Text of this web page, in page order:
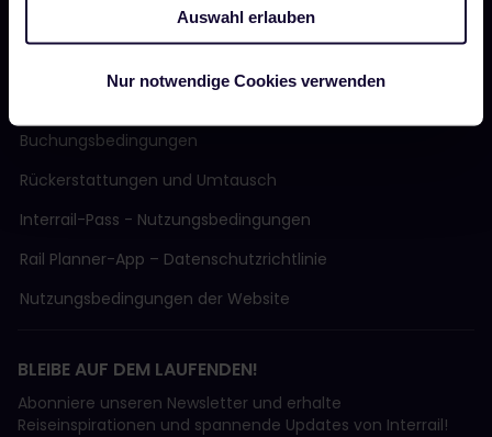
Auswahl erlauben
Nur notwendige Cookies verwenden
Buchungsbedingungen
Rückerstattungen und Umtausch
Interrail-Pass - Nutzungsbedingungen
Rail Planner-App – Datenschutzrichtlinie
Nutzungsbedingungen der Website
BLEIBE AUF DEM LAUFENDEN!
Abonniere unseren Newsletter und erhalte
Reiseinspirationen und spannende Updates von Interrail!